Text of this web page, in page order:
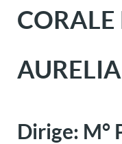
Dirige: M°